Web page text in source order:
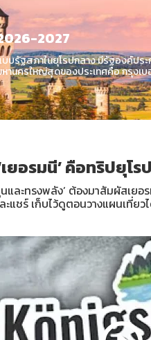
2027
รัฐสภาในยุโรปกลาง มีรัฐองค์ประ
านครใหญ่สุดของประเทศคือ กรุงเ
เยอรมนี’ คือทริปยุ
และทรงพลัง’ ต้องมาสัมผัสเยอ
แชร์ เก็บไว้ดูตอนวางแผนเที่ยว